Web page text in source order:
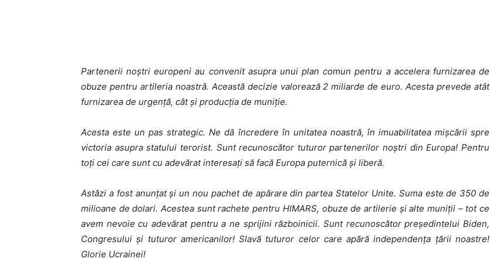
Partenerii noștri europeni au convenit asupra unui plan comun pentru a accelera furnizarea de
obuze pentru artileria noastră. Această decizie valorează 2 miliarde de euro. Acesta prevede atât
furnizarea de urgență, cât și producția de muniție.
Acesta este un pas strategic. Ne dă încredere în unitatea noastră, în imuabilitatea mișcării spre
victoria asupra statului terorist. Sunt recunoscător tuturor partenerilor noștri din Europa! Pentru
toți cei care sunt cu adevărat interesați să facă Europa puternică și liberă.
Astăzi a fost anunțat și un nou pachet de apărare din partea Statelor Unite. Suma este de 350 de
milioane de dolari. Acestea sunt rachete pentru HIMARS, obuze de artilerie și alte muniții – tot ce
avem nevoie cu adevărat pentru a ne sprijini războinicii. Sunt recunoscător președintelui Biden,
Congresului și tuturor americanilor! Slavă tuturor celor care apără independența țării noastre!
Glorie Ucrainei!